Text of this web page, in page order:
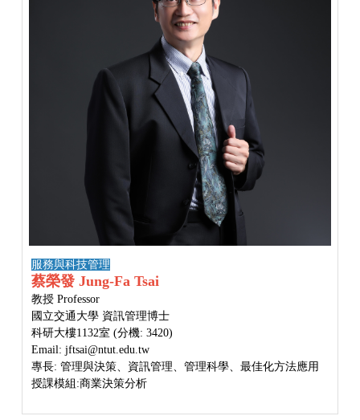
服務與科技管理
蔡榮發 Jung-Fa Tsai
教授 Professor
國立交通大學 資訊管理博士
科研大樓1132室 (分機: 3420)
Email: jftsai@ntut.edu.tw
專長: 管理與決策、資訊管理、管理科學、最佳化方法應用
授課模組:商業決策分析